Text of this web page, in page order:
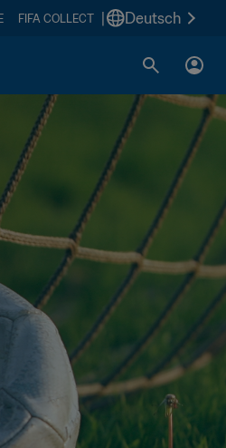
FIFA COLLECT Deutsch